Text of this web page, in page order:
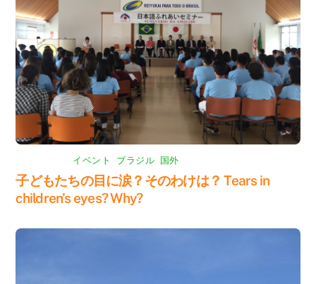
イベント ブラジル 国外
子どもたちの目に涙？そのわけは？ Tears in
children’s eyes? Why?